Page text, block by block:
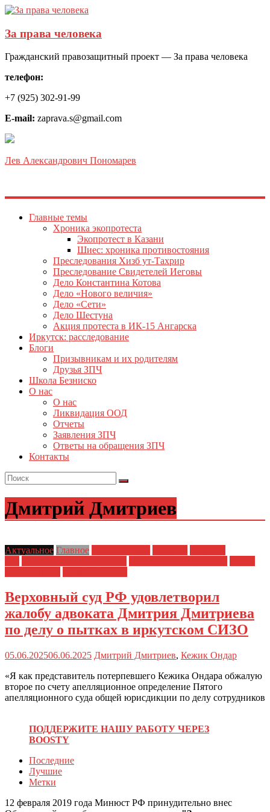
За права человека
Гражданский правозащитный проект — За права человека
телефон:
+7 (925) 302-91-99
E-mail: zaprava.s@gmail.com
Лев Александрович Пономарев
Главные темы
Хроника экопротеста
Экопротест в Казани
Шиес: хроника противостояния
Преследования Хизб ут-Тахрир
Преследование Свидетелей Иеговы
Дело Константина Котова
Дело «Нового величия»
Дело «Сети»
Дело Шестуна
Акция протеста в ИК-15 Ангарска
Иркутск: расследование
Блоги
Призывникам и их родителям
Друзья ЗПЧ
Школа Безниско
О нас
О нас
Ликвидация ООД
Отчеты
Заявления ЗПЧ
Ответы на обращения ЗПЧ
Контакты
Дмитрий Дмитриев
Актуальное Главное
Верховный суд РФ удовлетворил
жалобу адвоката Дмитрия Дмитриева
по делу о пытках в иркутском СИЗО
05.06.202506.06.2025 Дмитрий Дмитриев, Кежик Ондар
«Я как представитель потерпевшего Кежика Ондара обжалую
второе по счету апелляционное определение Пятого
апелляционного суда общей юрисдикции по делу сотрудников
ПОДДЕРЖИТЕ НАШУ РАБОТУ ЧЕРЕЗ
BOOSTY
Последние
Лучшие
Метки
12 февраля 2019 года Минюст РФ принудительно внес